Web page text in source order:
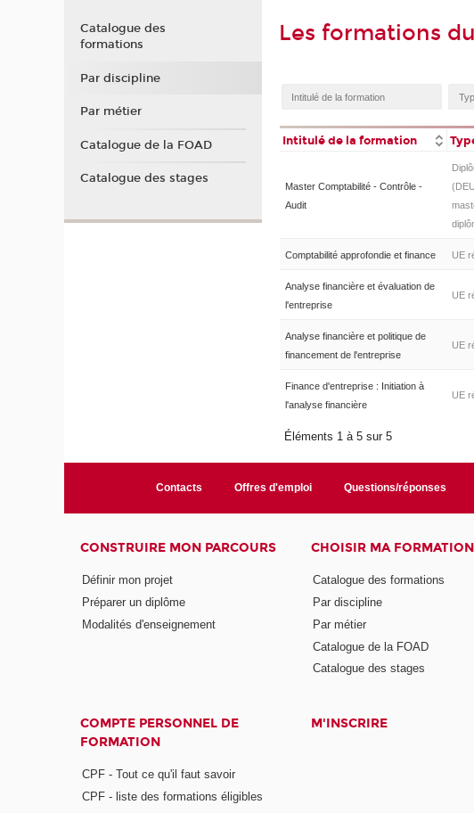
Les formations
Intitulé de la formation
Master Comptabilité - Contrôle -
Audit
Comptabilité approfondie et finance UE
Analyse financière et évaluation de
l'entreprise
UE
Analyse financière et politique de
financement de l'entreprise
UE
Finance d'entreprise : Initiation à
l'analyse financière
UE
Éléments 1 à 5 sur 5
Catalogue des
formations
Par discipline
Par métier
Catalogue de la FOAD
Catalogue des stages
Contacts Offres d'emploi Questions/réponses
CONSTRUIRE MON PARCOURS
Définir mon projet
Préparer un diplôme
Modalités d'enseignement
CHOISIR MA FORMATION
Catalogue des formations
Par discipline
Par métier
Catalogue de la FOAD
Catalogue des stages
COMPTE PERSONNEL DE
FORMATION
CPF - Tout ce qu'il faut savoir
CPF - liste des formations éligibles
M'INSCRIRE